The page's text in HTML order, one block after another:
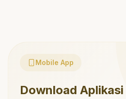
Mobile App
Download Aplikasi